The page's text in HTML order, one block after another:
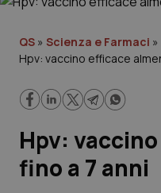
Cronache
Lavoro e Professioni
QS » Scienza e Farmaci »
Hpv: vaccino efficace
Hpv:
fino a 7 anni